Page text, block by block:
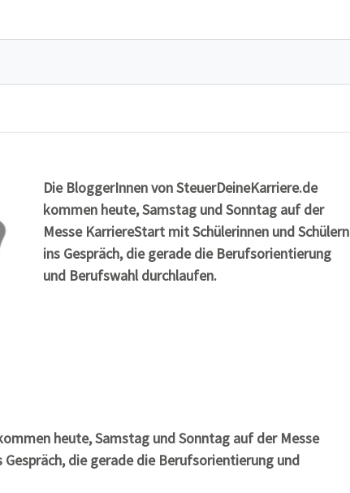
Die BloggerInnen von SteuerDeineKarriere.de
kommen heute, Samstag und Sonntag auf der
Messe KarriereStart mit Schülerinnen und Schülern
ins Gespräch, die gerade die Berufsorientierung
und Berufswahl durchlaufen.
heute, Samstag und Sonntag auf der Messe
die gerade die Berufsorientierung und